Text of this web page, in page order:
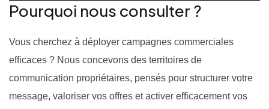
Pourquoi nous consulter ?
Vous cherchez à déployer campagnes commerciales
efficaces ? Nous concevons des territoires de
communication propriétaires, pensés pour structurer votre
message, valoriser vos offres et activer efficacement vos